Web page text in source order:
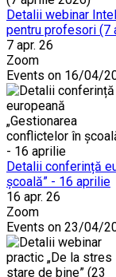
Detalii webinar
pentru profesori (7
7 apr. 26
Zoom
Events on 16/04/
Detalii conferință
școală” - 16 aprilie
16 apr. 26
Zoom
Events on 23/04/